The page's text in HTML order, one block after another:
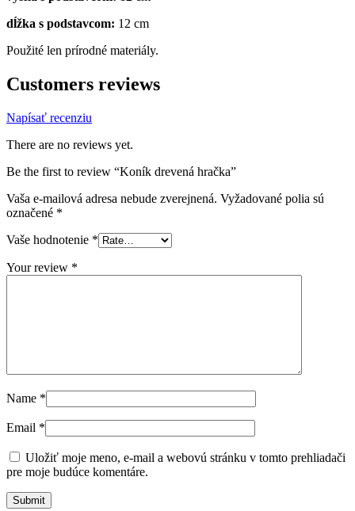
dĺžka s podstavcom: 12 cm
Použité len prírodné materiály.
Customers reviews
Napísať recenziu
There are no reviews yet.
Be the first to review “Koník drevená hračka”
Vaša e-mailová adresa nebude zverejnená. Vyžadované polia sú
označené *
Vaše hodnotenie *
Your review *
Name *
Email *
Uložiť moje meno, e-mail a webovú stránku v tomto prehliadači
pre moje budúce komentáre.